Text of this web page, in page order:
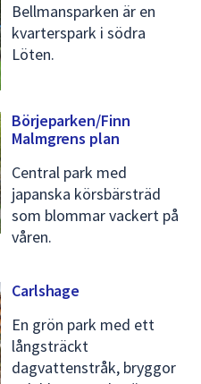
Bellmansparken är en
kvarterspark i södra
Löten.
Börjeparken/Finn
Malmgrens plan
Central park med
japanska körsbärsträd
som blommar vackert på
våren.
Carlshage
En grön park med ett
långsträckt
dagvattenstråk, bryggor